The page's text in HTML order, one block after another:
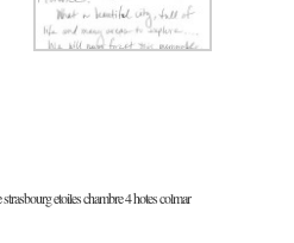
etoiles chambre 4 hotes colmar